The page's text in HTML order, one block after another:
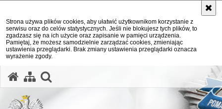
Strona używa plików cookies, aby ułatwić użytkownikom korzystanie z
serwisu oraz do celów statystycznych. Jeśli nie blokujesz tych plików, to
zgadzasz się na ich użycie oraz zapisanie w pamięci urządzenia.
Pamiętaj, że możesz samodzielnie zarządzać cookies, zmieniając
ustawienia przeglądarki. Brak zmiany ustawienia przeglądarki oznacza
wyrażenie zgody.